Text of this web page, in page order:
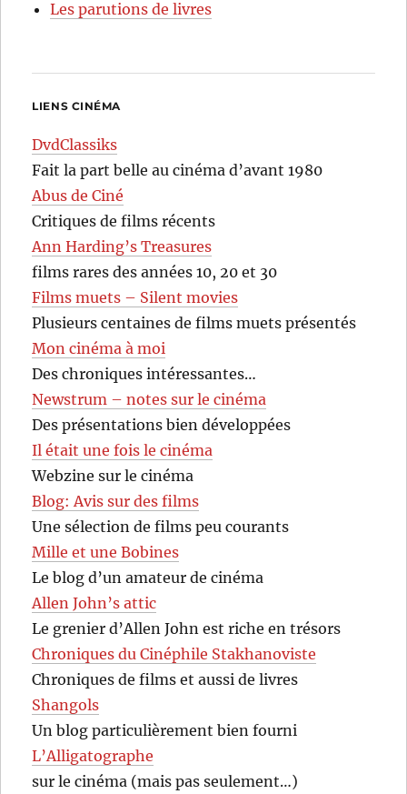
Les parutions de livres
LIENS CINÉMA
DvdClassiks
Fait la part belle au cinéma d’avant 1980
Abus de Ciné
Critiques de films récents
Ann Harding’s Treasures
films rares des années 10, 20 et 30
Films muets – Silent movies
Plusieurs centaines de films muets présentés
Mon cinéma à moi
Des chroniques intéressantes…
Newstrum – notes sur le cinéma
Des présentations bien développées
Il était une fois le cinéma
Webzine sur le cinéma
Blog: Avis sur des films
Une sélection de films peu courants
Mille et une Bobines
Le blog d’un amateur de cinéma
Allen John’s attic
Le grenier d’Allen John est riche en trésors
Chroniques du Cinéphile Stakhanoviste
Chroniques de films et aussi de livres
Shangols
Un blog particulièrement bien fourni
L’Alligatographe
sur le cinéma (mais pas seulement…)